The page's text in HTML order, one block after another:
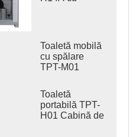
oțel, toaletă de
din plastic
pentru exterior
Toaletă mobilă
cu spălare
TPT-M01
construcții
Toaletă
portabilă TPT-
H01 Cabină de